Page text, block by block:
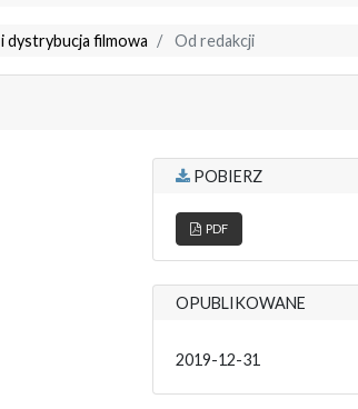
dystrybucja filmowa Od redakcji
POBIERZ
PDF
OPUBLIKOWANE
2019-12-31